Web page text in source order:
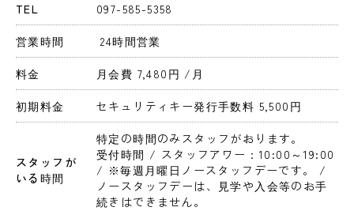
TEL 097-585-5358
営業時間 24時間営業
料金 月会費 7,480円 /月
初期料金 セキュリティキー発行手数料 5,500円
スタッフが
いる時間
特定の時間のみスタッフがおります。
受付時間 / スタッフアワー：10:00～19:00
/ ※毎週月曜日ノースタッフデーです。 /
ノースタッフデーは、見学や入会等のお手
続きはできません。